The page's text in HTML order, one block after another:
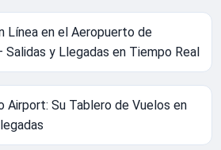
Línea en el Aeropuerto de
Salidas y Llegadas en Tiempo Real
Airport: Su Tablero de Vuelos en